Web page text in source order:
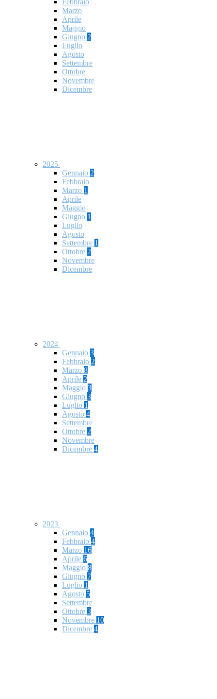
Febbraio
Marzo
Aprile
Maggio
Giugno 2
Luglio
Agosto
Settembre
Ottobre
Novembre
Dicembre
2025
Gennaio 2
Febbraio
Marzo 1
Aprile
Maggio
Giugno 1
Luglio
Agosto
Settembre 1
Ottobre 2
Novembre
Dicembre
2024
Gennaio 3
Febbraio 2
Marzo 8
Aprile 2
Maggio 3
Giugno 3
Luglio 1
Agosto 4
Settembre
Ottobre 2
Novembre
Dicembre 4
2023
Gennaio 4
Febbraio 4
Marzo 16
Aprile 6
Maggio 8
Giugno 7
Luglio 1
Agosto 5
Settembre
Ottobre 3
Novembre 10
Dicembre 4